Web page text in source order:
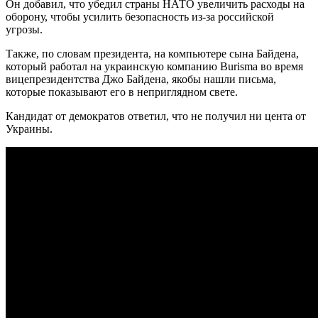
Он добавил, что убедил страны НАТО увеличить расходы на
оборону, чтобы усилить безопасность из-за российской
угрозы.
Также, по словам президента, на компьютере сына Байдена,
который работал на украинскую компанию Burisma во время
вицепрезидентства Джо Байдена, якобы нашли письма,
которые показывают его в неприглядном свете.
Кандидат от демократов ответил, что не получил ни цента от
Украины.